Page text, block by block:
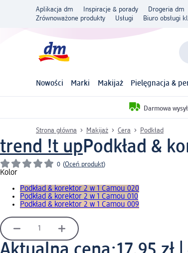
Aplikacja dm Inspiracje & porady
Drogeria dm
Zrównoważone produkty
Usługi Biuro obsługi
Nowości Marki Makijaż Pielęgnacja &
Darmowa
Strona główna Makijaż Cera Podkład
trend !t upPodkład &
0 (Oceń produkt)
Kolor
Podkład & korektor 2 w 1 Camou 020
Podkład & korektor 2 w 1 Camou 010
Podkład & korektor 2 w 1 Camou 009